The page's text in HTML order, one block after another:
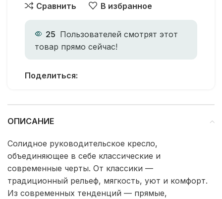
Сравнить В избранное
25 Пользователей смотрят этот
товар прямо сейчас!
Поделиться:
ОПИСАНИЕ
Солидное руководительское кресло,
объединяющее в себе классические и
современные черты. От классики —
традиционный рельеф, мягкость, уют и комфорт.
Из современных тенденций — прямые,